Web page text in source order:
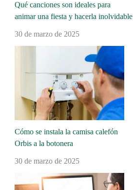
Qué canciones son ideales para
animar una fiesta y hacerla inolvidable
30 de marzo de 2025
Cómo se instala la camisa calefón
Orbis a la botonera
30 de marzo de 2025